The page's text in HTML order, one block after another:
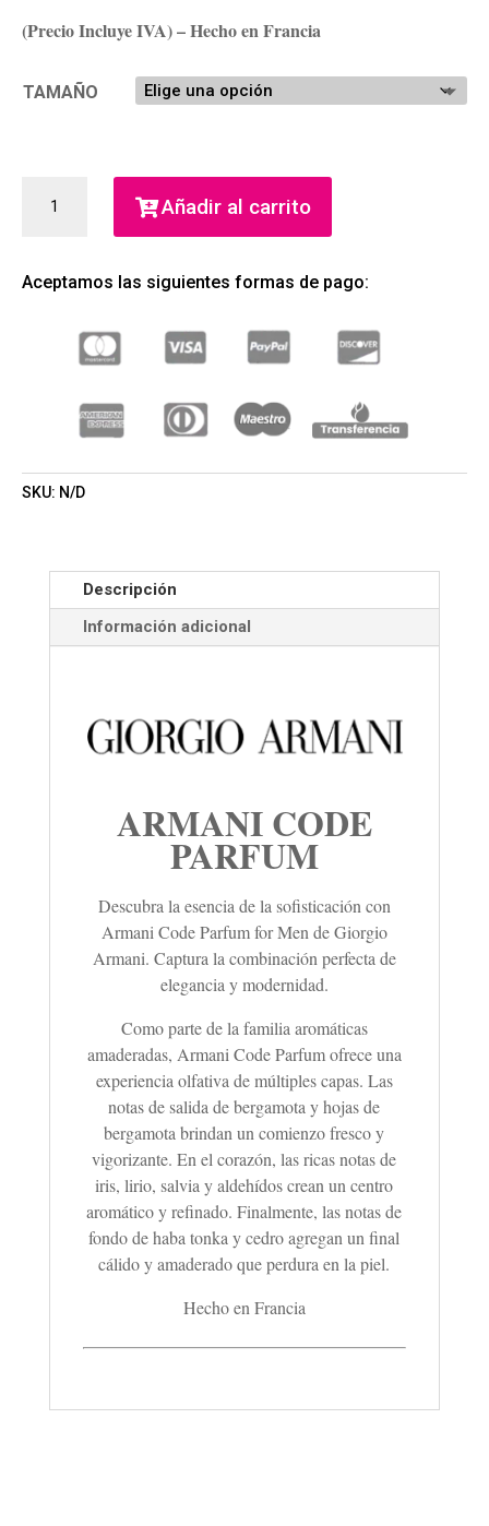
(Precio Incluye IVA) – Hecho en Francia
TAMAÑO
CODE
ARMANI)
CANTIDAD
Añadir al carrito
Aceptamos las siguientes formas de pago:
SKU: N/D
Descripción
Información adicional
ARMANI CODE
PARFUM
Descubra la esencia de la sofisticación con
Armani Code Parfum for Men de Giorgio
Armani. Captura la combinación perfecta de
elegancia y modernidad.
Como parte de la familia aromáticas
amaderadas, Armani Code Parfum ofrece una
experiencia olfativa de múltiples capas. Las
notas de salida de bergamota y hojas de
bergamota brindan un comienzo fresco y
vigorizante. En el corazón, las ricas notas de
iris, lirio, salvia y aldehídos crean un centro
aromático y refinado. Finalmente, las notas de
fondo de haba tonka y cedro agregan un final
cálido y amaderado que perdura en la piel.
Hecho en Francia